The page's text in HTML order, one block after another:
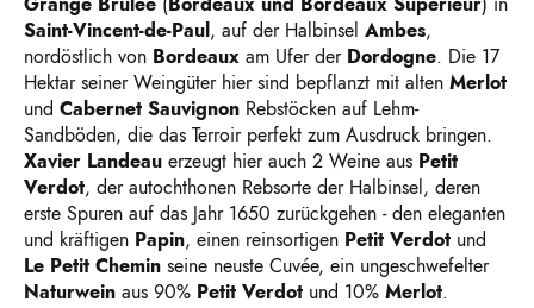
Saint-Vincent-de-Paul, auf der Halbinsel Ambes,
nordöstlich von Bordeaux am Ufer der Dordogne. Die 17
Hektar seiner Weingüter hier sind bepflanzt mit alten Merlot
und Cabernet Sauvignon Rebstöcken auf Lehm-
Sandböden, die das Terroir perfekt zum Ausdruck bringen.
Xavier Landeau erzeugt hier auch 2 Weine aus Petit
Verdot, der autochthonen Rebsorte der Halbinsel, deren
erste Spuren auf das Jahr 1650 zurückgehen - den eleganten
und kräftigen Papin, einen reinsortigen Petit Verdot und
Le Petit Chemin seine neuste Cuvée, ein ungeschwefelter
Naturwein aus 90% Petit Verdot und 10% Merlot.